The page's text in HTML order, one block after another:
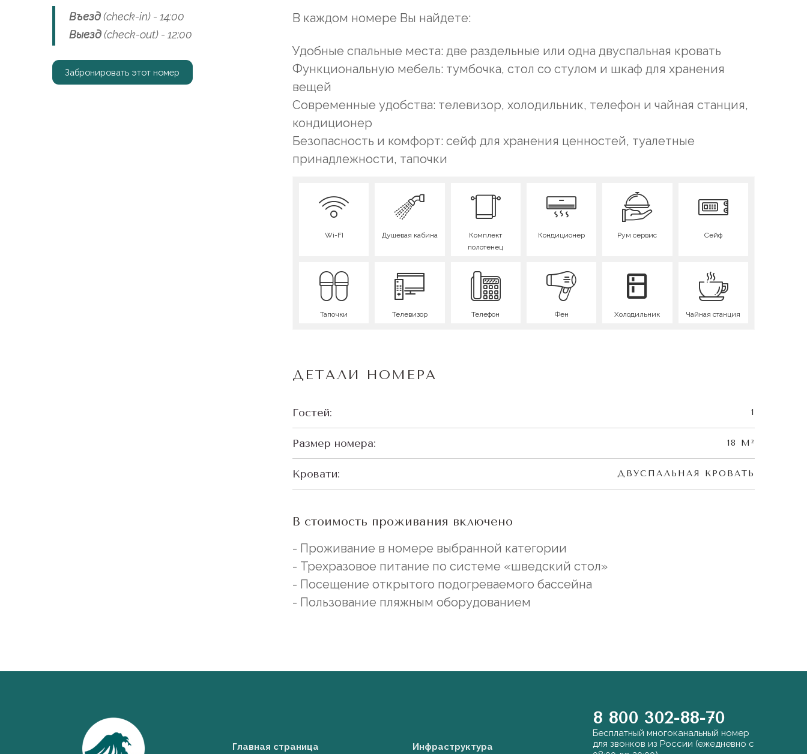
Wi-FI Душевая кабина
Комплект
полотенец
Кондиционер Рум сервис Сейф
Тапочки Телевизор Телефон Фен Холодильник Чайная станция
В каждом номере Вы найдете:
Удобные спальные места: две раздельные или одна двуспальная кровать
Функциональную мебель: тумбочка, стол со стулом и шкаф для хранения
вещей
Современные удобства: телевизор, холодильник, телефон и чайная станция,
кондиционер
Безопасность и комфорт: сейф для хранения ценностей, туалетные
принадлежности, тапочки
ДЕТАЛИ НОМЕРА
Гостей: 1
Размер номера: 18 M²
Кровати: ДВУСПАЛЬНАЯ КРОВАТЬ
В стоимость проживания включено
- Проживание в номере выбранной категории
- Трехразовое питание по системе «шведский стол»
- Посещение открытого подогреваемого бассейна
- Пользование пляжным оборудованием
Въезд(check-in) - 14:00
Выезд(check-out) - 12:00
Забронировать этот номер
Главная страница Инфраструктура
8 800 302-88-70
Бесплатный многоканальный номер
для звонков из России (ежедневно с